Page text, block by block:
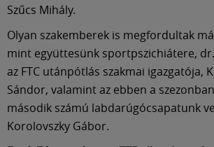
Szűcs Mihály.
Olyan szakemberek is megfordultak
mint együttesünk sportpszichiátere,
az FTC utánpótlás szakmai igazgatója,
Sándor, valamint az ebben a
második számú labdarúgócsapatunk
Korolovszky Gábor.